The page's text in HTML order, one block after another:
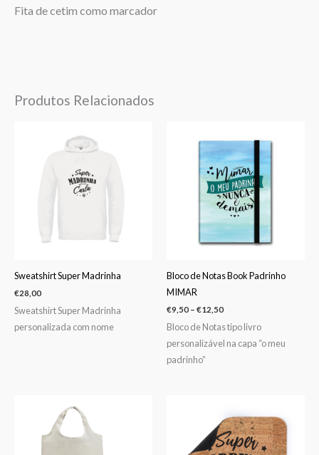
Fita de cetim como marcador
Produtos Relacionados
Sweatshirt Super Madrinha
€28,00
Sweatshirt Super Madrinha
personalizada com nome
Bloco de Notas Book Padrinho
MIMAR
€9,50 – €12,50
through
€12,50
Bloco de Notas tipo livro
personalizável na capa “o meu
padrinho”